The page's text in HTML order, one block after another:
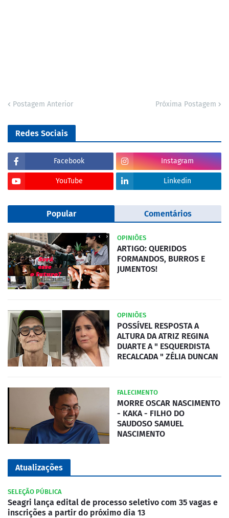
Postagem Anterior Próxima Postagem
Redes Sociais
Facebook Instagram
YouTube Linkedin
Popular Comentários
OPINIÕES
ARTIGO: QUERIDOS
FORMANDOS, BURROS E
JUMENTOS!
OPINIÕES
POSSÍVEL RESPOSTA A
ALTURA DA ATRIZ REGINA
DUARTE A " ESQUERDISTA
RECALCADA " ZÉLIA DUNCAN
FALECIMENTO
MORRE OSCAR NASCIMENTO
- KAKA - FILHO DO
SAUDOSO SAMUEL
NASCIMENTO
Atualizações
SELEÇÃO PÚBLICA
Seagri lança edital de processo seletivo com 35 vagas e
inscrições a partir do próximo dia 13